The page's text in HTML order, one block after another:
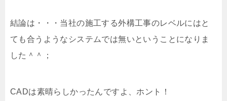
結論は・・・当社の施工する外構工事のレベルにはと
ても合うようなシステムでは無いということになりま
した＾＾；
CADは素晴らしかったんですよ、ホント！